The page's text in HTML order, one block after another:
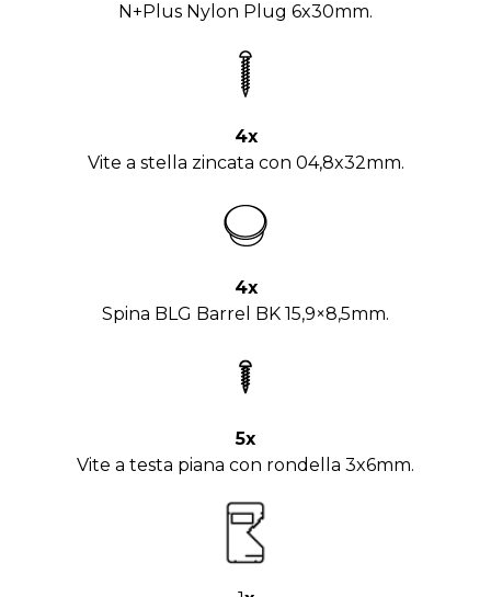
N+Plus Nylon Plug 6x30mm.
4x
Vite a stella zincata con 04,8x32mm.
4x
Spina BLG Barrel BK 15,9×8,5mm.
5x
Vite a testa piana con rondella 3x6mm.